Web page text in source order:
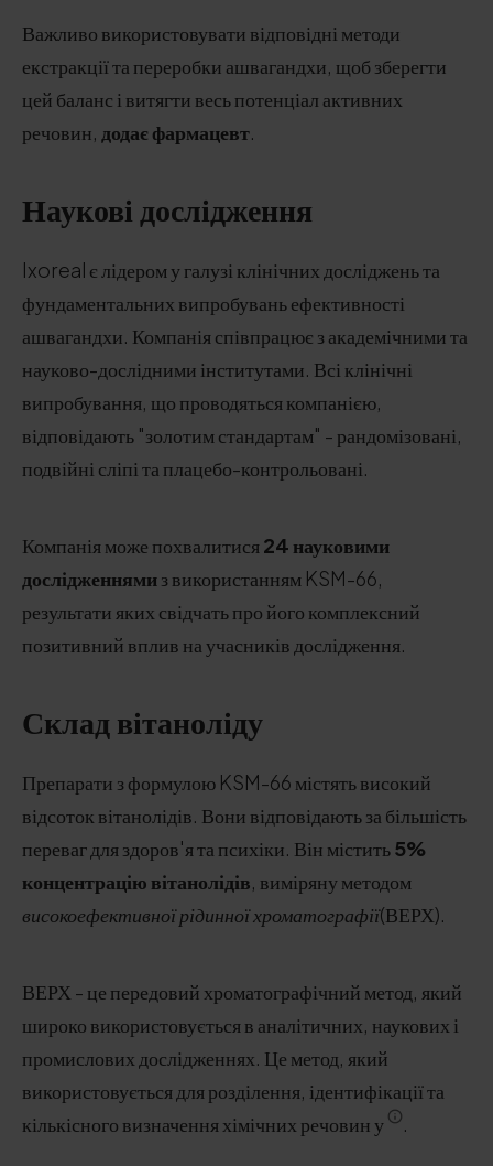
Важливо використовувати відповідні методи
екстракції та переробки ашвагандхи, щоб зберегти
цей баланс і витягти весь потенціал активних
речовин, додає фармацевт.
Наукові дослідження
Ixoreal є лідером у галузі клінічних досліджень та
фундаментальних випробувань ефективності
ашвагандхи. Компанія співпрацює з академічними та
науково-дослідними інститутами. Всі клінічні
випробування, що проводяться компанією,
відповідають "золотим стандартам" - рандомізовані,
подвійні сліпі та плацебо-контрольовані.
Компанія може похвалитися24 науковими
дослідженнямиз використанням KSM-66,
результати яких свідчать про його комплексний
позитивний вплив на учасників дослідження.
Склад вітаноліду
Препарати з формулою KSM-66 містять високий
відсоток вітанолідів. Вони відповідають за більшість
переваг для здоров'я та психіки. Він містить5%
концентрацію вітанолідів, виміряну методом
високоефективної рідинної хроматографії(ВЕРХ).
ВЕРХ - це передовий хроматографічний метод, який
широко використовується в аналітичних, наукових і
промислових дослідженнях. Це метод, який
використовується для розділення, ідентифікації та
кількісного визначення хімічних речовин у
.